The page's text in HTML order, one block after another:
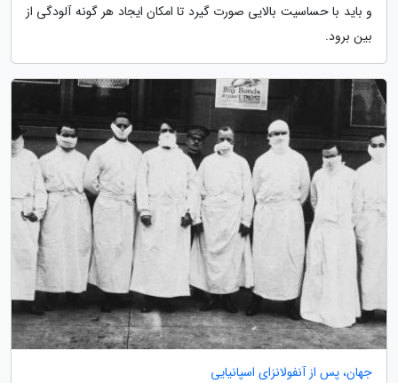
و باید با حساسیت بالایی صورت گیرد تا امکان ایجاد هر گونه آلودگی از
بین برود.
جهان، پس از آنفولانزای اسپانیایی